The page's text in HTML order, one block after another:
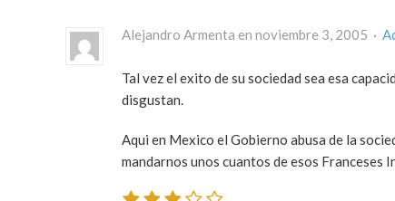
Alejandro Armenta en noviembre 3, 2005 ·
Tal vez el exito de su sociedad sea esa
disgustan.
Aqui en Mexico el Gobierno abusa de la
mandarnos unos cuantos de esos Franceses